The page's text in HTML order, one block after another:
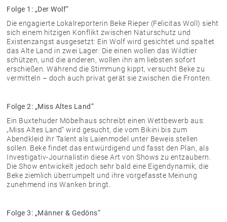
Folge 1: „Der Wolf“
Die engagierte Lokalreporterin Beke Rieper (Felicitas Woll) sieht
sich einem hitzigen Konflikt zwischen Naturschutz und
Existenzangst ausgesetzt: Ein Wolf wird gesichtet und spaltet
das Alte Land in zwei Lager: Die einen wollen das Wildtier
schützen, und die anderen, wollen ihn am liebsten sofort
erschießen. Während die Stimmung kippt, versucht Beke zu
vermitteln – doch auch privat gerät sie zwischen die Fronten.
Folge 2: „Miss Altes Land“
Ein Buxtehuder Möbelhaus schreibt einen Wettbewerb aus:
„Miss Altes Land“ wird gesucht, die vom Bikini bis zum
Abendkleid ihr Talent als Laienmodel unter Beweis stellen
sollen. Beke findet das entwürdigend und fasst den Plan, als
Investigativ-Journalistin diese Art von Shows zu entzaubern.
Die Show entwickelt jedoch sehr bald eine Eigendynamik, die
Beke ziemlich überrumpelt und ihre vorgefasste Meinung
zunehmend ins Wanken bringt.
Folge 3: „Männer & Gedöns“